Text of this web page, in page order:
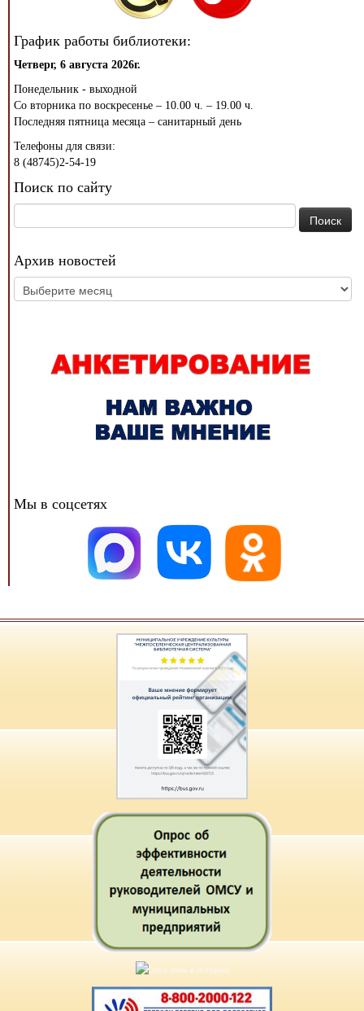
График работы библиотеки:
Четверг, 6 августа 2026г.
Понедельник - выходной
Со вторника по воскресенье – 10.00 ч. – 19.00 ч.
Последняя пятница месяца – санитарный день
Телефоны для связи:
8 (48745)2-54-19
Поиск по сайту
Архив новостей
Архив
новостей
Мы в соцсетях